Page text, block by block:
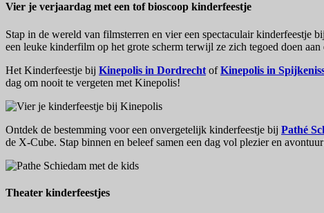
Vier je verjaardag met een tof bioscoop kinderfeestje
Stap in de wereld van filmsterren en vier een spectaculair kinderfeestje bij
een leuke kinderfilm op het grote scherm terwijl ze zich tegoed doen
Het Kinderfeestje bij Kinepolis in Dordrecht ofKinepolis in
dag om nooit te vergeten met Kinepolis!
Ontdek de bestemming voor een onvergetelijk kinderfeestje bij Pathé
de X-Cube. Stap binnen en beleef samen een dag vol plezier en
Theater kinderfeestjes